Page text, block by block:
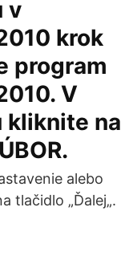
v
krok
program
V
kliknite na
alebo
tlačidlo „Ďalej„.